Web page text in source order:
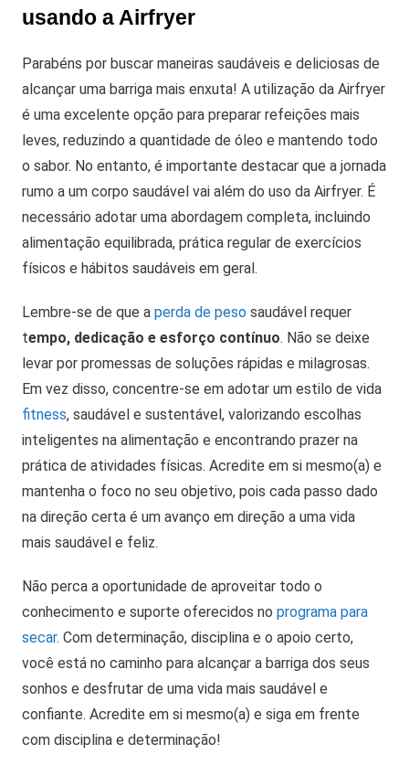
usando a Airfryer
Parabéns por buscar maneiras saudáveis e deliciosas de
alcançar uma barriga mais enxuta! A utilização da Airfryer
é uma excelente opção para preparar refeições mais
leves, reduzindo a quantidade de óleo e mantendo todo
o sabor. No entanto, é importante destacar que a jornada
rumo a um corpo saudável vai além do uso da Airfryer. É
necessário adotar uma abordagem completa, incluindo
alimentação equilibrada, prática regular de exercícios
físicos e hábitos saudáveis em geral.
Lembre-se de que a perda de peso saudável requer
tempo, dedicação e esforço contínuo. Não se deixe
levar por promessas de soluções rápidas e milagrosas.
Em vez disso, concentre-se em adotar um estilo de vida
fitness, saudável e sustentável, valorizando escolhas
inteligentes na alimentação e encontrando prazer na
prática de atividades físicas. Acredite em si mesmo(a) e
mantenha o foco no seu objetivo, pois cada passo dado
na direção certa é um avanço em direção a uma vida
mais saudável e feliz.
Não perca a oportunidade de aproveitar todo o
conhecimento e suporte oferecidos no programa para
secar. Com determinação, disciplina e o apoio certo,
você está no caminho para alcançar a barriga dos seus
sonhos e desfrutar de uma vida mais saudável e
confiante. Acredite em si mesmo(a) e siga em frente
com disciplina e determinação!